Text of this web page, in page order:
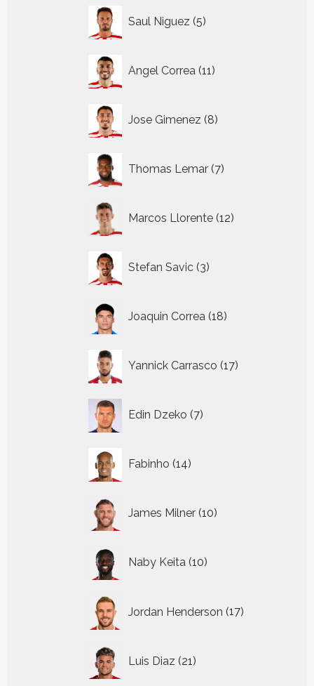
Saul Niguez 5
producten
Angel Correa 11
producten
Jose Gimenez 8
producten
Thomas Lemar 7
producten
Marcos Llorente 12
producten
Stefan Savic 3
producten
Joaquin Correa 18
producten
Yannick Carrasco 17
producten
Edin Dzeko 7
producten
Fabinho 14
producten
James Milner 10
producten
Naby Keita 10
producten
Jordan Henderson 17
producten
Luis Diaz 21
producten